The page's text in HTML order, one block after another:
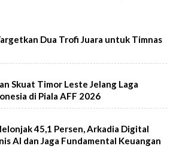
Dua Trofi Juara untuk Timnas
Skuat Timor Leste Jelang Laga
di Piala AFF 2026
45,1 Persen, Arkadia Digital
AI dan Jaga Fundamental Keuangan